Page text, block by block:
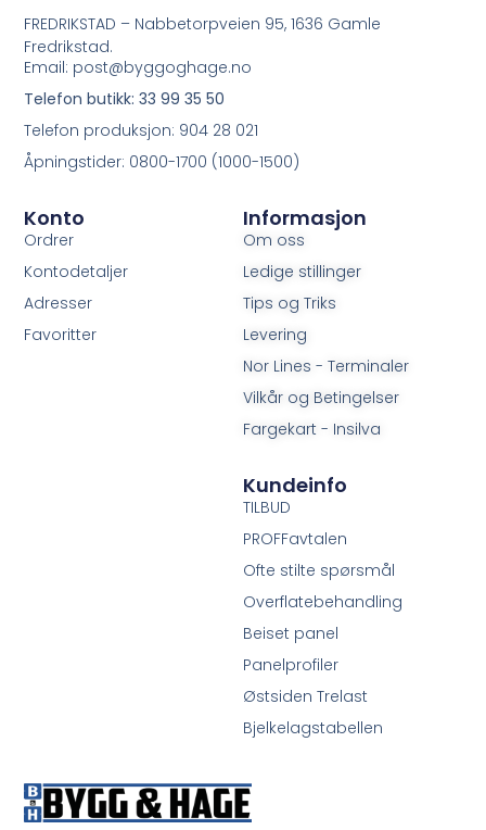
Informasjon
Om oss
Ledige stillinger
Tips og Triks
Levering
Nor Lines - Terminaler
Vilkår og Betingelser
Fargekart - Insilva
Konto
Ordrer
Kontodetaljer
Adresser
Favoritter
Kundeinfo
TILBUD
PROFFavtalen
Ofte stilte spørsmål
Overflatebehandling
Beiset panel
Panelprofiler
Østsiden Trelast
Bjelkelagstabellen
FREDRIKSTAD – Nabbetorpveien 95, 1636 Gamle
Fredrikstad.
Email: post@byggoghage.no
Telefon butikk: 33 99 35 50
Telefon produksjon: 904 28 021
Åpningstider: 0800-1700 (1000-1500)